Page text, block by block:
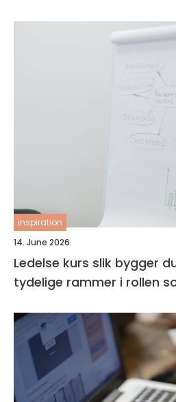
inspiration
14. June 2026
Ledelse kurs slik bygger du trygghet og
tydelige rammer i rollen